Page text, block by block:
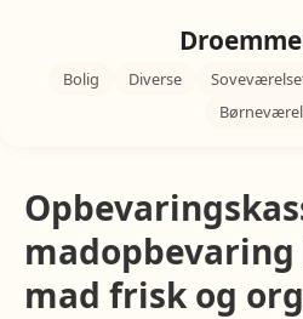
Bolig Diverse
mad frisk og